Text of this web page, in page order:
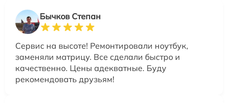
Бычков Степан
Сервис на высоте! Ремонтировали ноутбук,
заменяли матрицу. Все сделали быстро и
качественно. Цены адекватные. Буду
рекомендовать друзьям!